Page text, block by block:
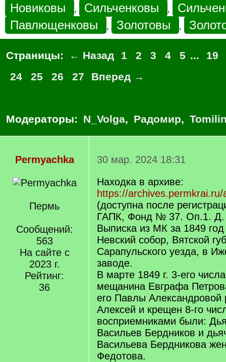
Новиковы
, Сильченковы ,
Павлющенковы
, Золотовы ,
Страницы: ← Назад 1 2 3 4 5 ...
19
24
25 26 27 Вперед →
Модераторы: N_Volga, Радомир,
Permyachka
Пермь
Сообщений:
563
На сайте с
2023 г.
Рейтинг:
36
30 мар. 2024 18:31
Находка в архиве:
https://
(доступна после
ГАПК, Фонд № 37. Оп.1. Д.
Выписка из МК за 1849
Невский собор, Вятской
Сарапульского уезда, в
заводе.
В марте 1849 г. 3-его
мещанина Евграфа
его Павлы Александровой
Алексей и крещен 8-го
восприемниками были:
Васильев Бердников и
Васильева Бердникова
Федотова.